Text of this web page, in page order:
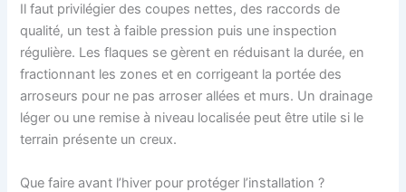
Il faut privilégier des coupes nettes, des raccords de
qualité, un test à faible pression puis une inspection
régulière. Les flaques se gèrent en réduisant la durée, en
fractionnant les zones et en corrigeant la portée des
arroseurs pour ne pas arroser allées et murs. Un drainage
léger ou une remise à niveau localisée peut être utile si le
terrain présente un creux.
Que faire avant l’hiver pour protéger l’installation ?